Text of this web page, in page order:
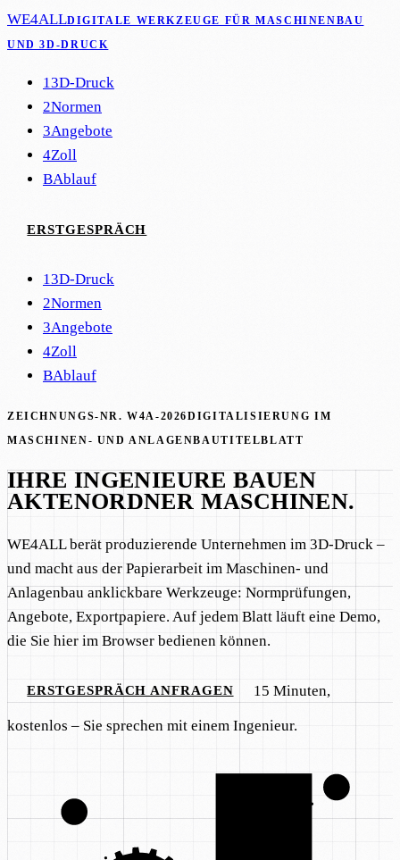
WE4ALLDIGITALE WERKZEUGE FÜR MASCHINENBAU
UND 3D-DRUCK
13D-Druck
2Normen
3Angebote
4Zoll
BAblauf
ERSTGESPRÄCH
13D-Druck
2Normen
3Angebote
4Zoll
BAblauf
ZEICHNUNGS-NR.W4A-2026DIGITALISIERUNG IM
MASCHINEN- UND ANLAGENBAUTITELBLATT
IHRE INGENIEURE BAUEN
AKTENORDNER MASCHINEN.
WE4ALL berät produzierende Unternehmen im 3D-Druck –
und macht aus der Papierarbeit im Maschinen- und
Anlagenbau anklickbare Werkzeuge: Normprüfungen,
Angebote, Exportpapiere. Auf jedem Blatt läuft eine Demo,
die Sie hier im Browser bedienen können.
ERSTGESPRÄCH ANFRAGEN 15 Minuten,
kostenlos – Sie sprechen mit einem Ingenieur.